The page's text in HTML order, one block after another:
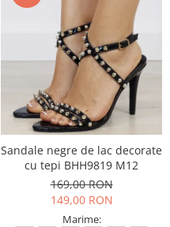
Sandale negre de lac decorate
cu tepi BHH9819 M12
169,00 RON
149,00 RON
Marime: